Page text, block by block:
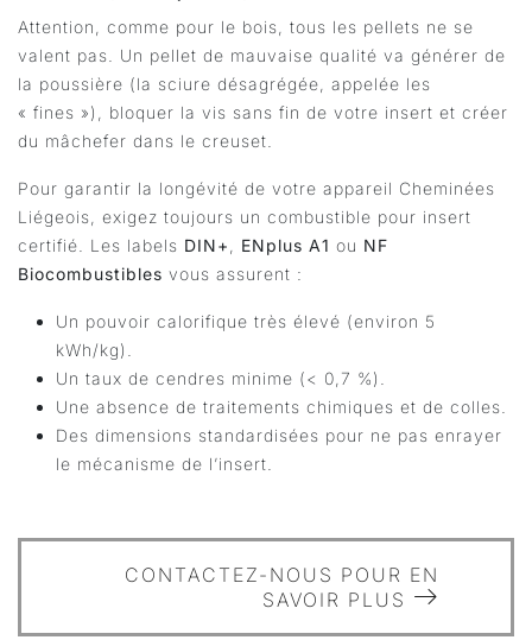
Attention, comme pour le bois, tous les pellets ne se
valent pas. Un pellet de mauvaise qualité va générer de
la poussière (la sciure désagrégée, appelée les
« fines »), bloquer la vis sans fin de votre insert et créer
du mâchefer dans le creuset.
Pour garantir la longévité de votre appareil Cheminées
Liégeois, exigez toujours un combustible pour insert
certifié. Les labels DIN+ ENplus A1 ou NF
Biocombustibles vous assurent :
Un pouvoir calorifique très élevé (environ 5
kWh/kg).
Un taux de cendres minime (< 0,7 %).
Une absence de traitements chimiques et de colles.
Des dimensions standardisées pour ne pas enrayer
le mécanisme de l’insert.
CONTACTEZ-NOUS POUR EN
SAVOIR PLUS